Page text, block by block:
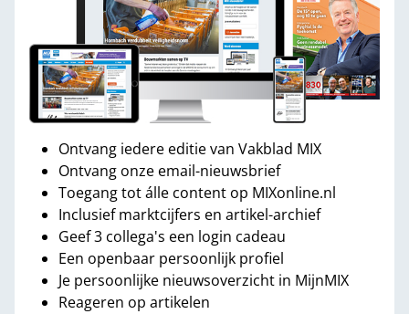
Ontvang iedere editie van Vakblad MIX
Ontvang onze email-nieuwsbrief
Toegang tot álle content op MIXonline.nl
Inclusief marktcijfers en artikel-archief
Geef 3 collega's een login cadeau
Een openbaar persoonlijk profiel
Je persoonlijke nieuwsoverzicht in MijnMIX
Reageren op artikelen